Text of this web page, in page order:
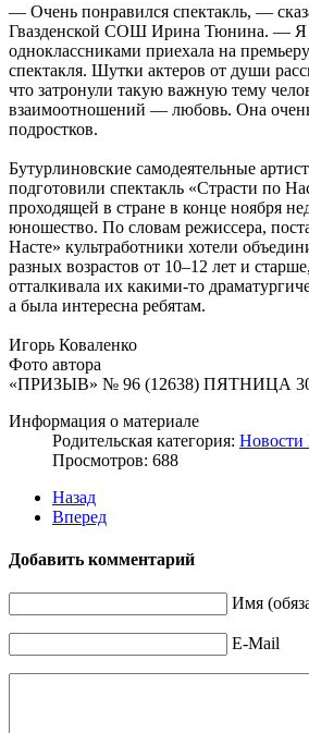
— Очень понравился спектакль, —
Гвазденской СОШ Ирина Тюнина. — Я
одноклассниками приехала на
спектакля. Шутки актеров от души
что затронули такую важную тему
взаимоотношений — любовь. Она
подростков.
Бутурлиновские самодеятельные
подготовили спектакль «Страсти по
проходящей в стране в конце ноября
юношество. По словам режиссера,
Насте» культработники хотели
разных возрастов от 10–12 лет и
отталкивала их какими-то
а была интересна ребятам.
Игорь Коваленко
Фото автора
«ПРИЗЫВ» № 96 (12638) ПЯТНИЦА 30
Информация о материале
Родительская категория: Новости
Просмотров: 688
Назад
Вперед
Добавить комментарий
Имя
E-Mail